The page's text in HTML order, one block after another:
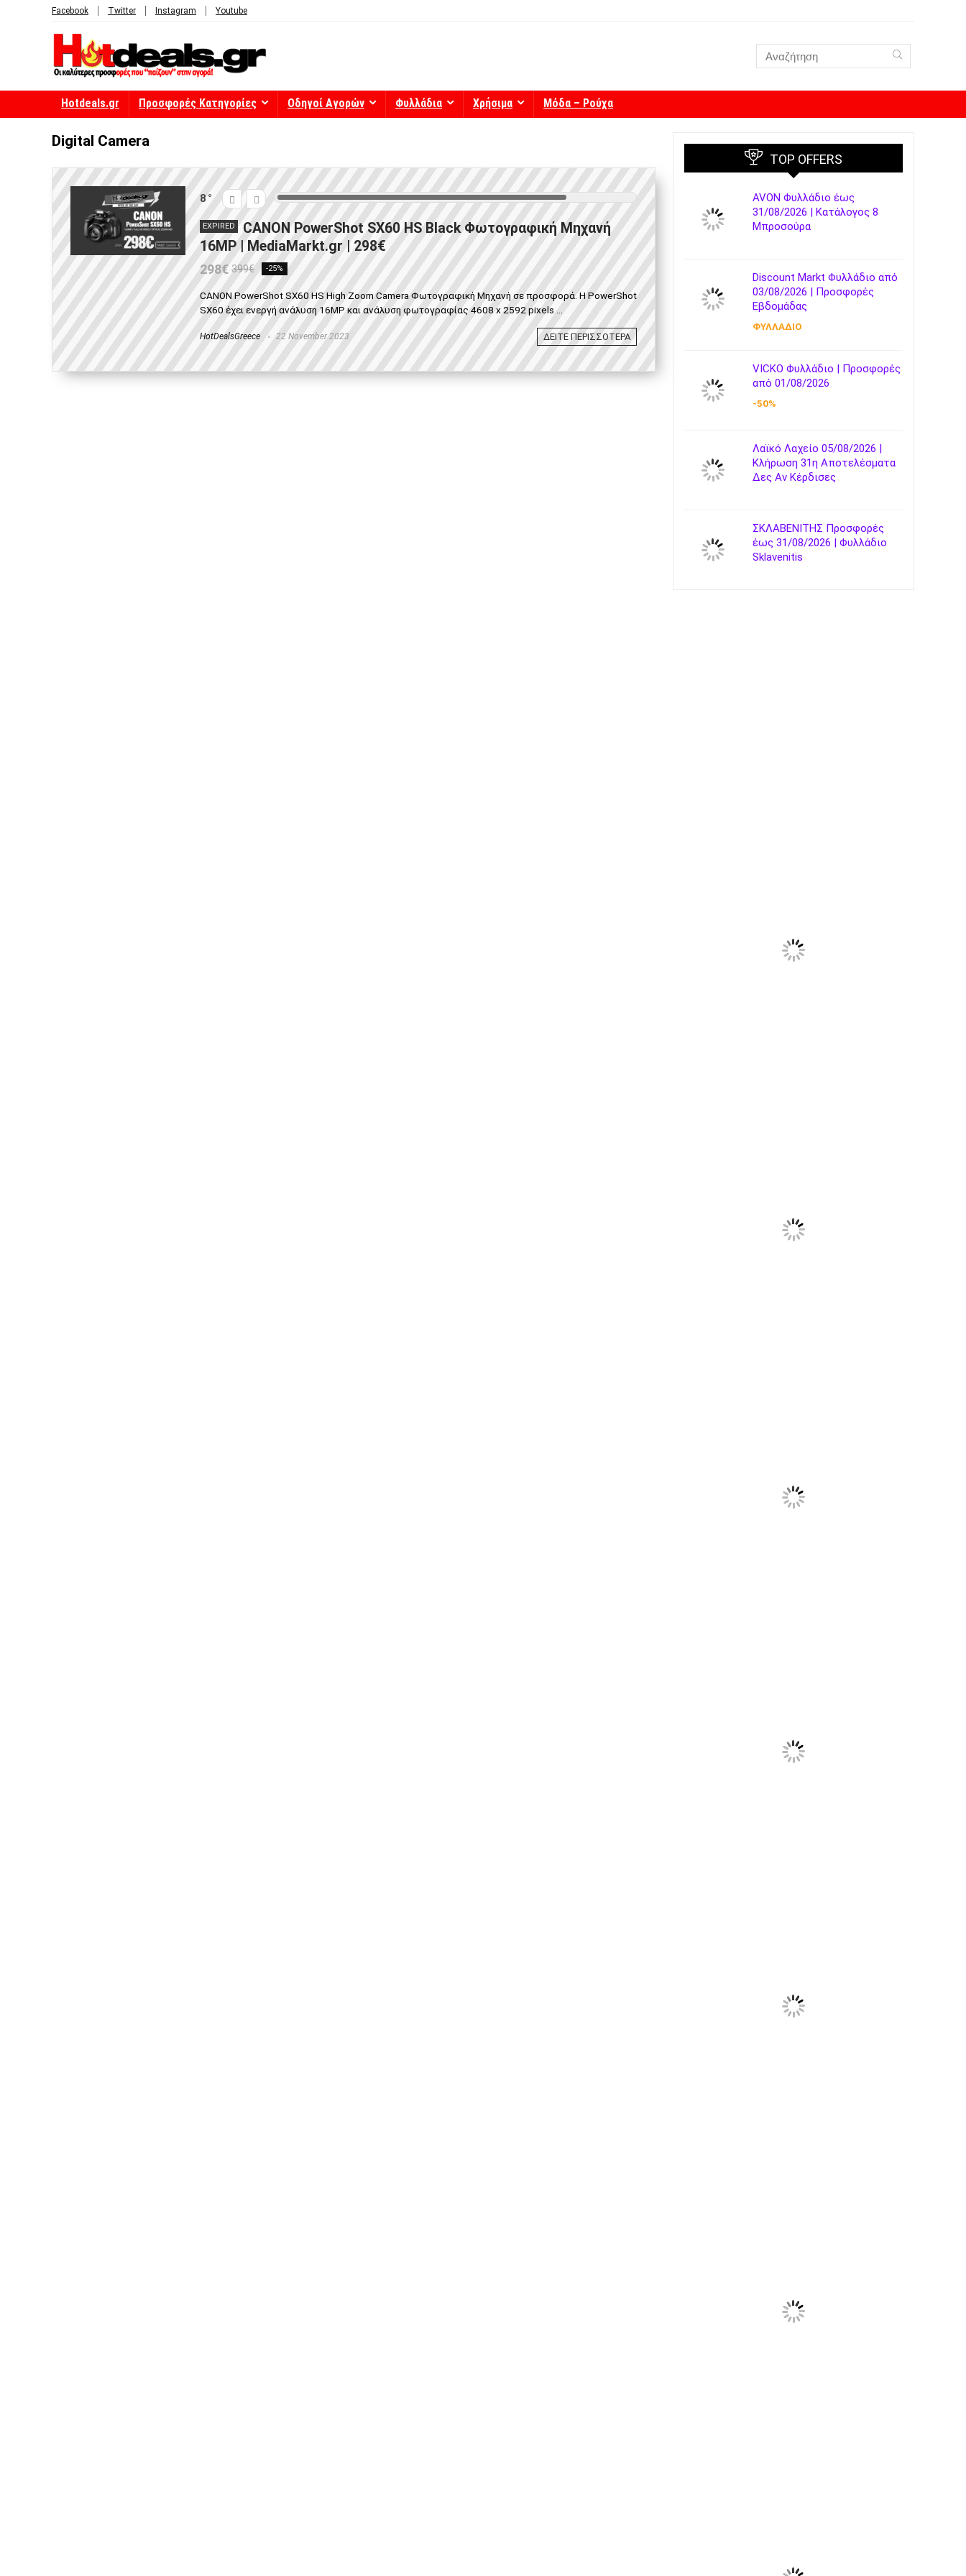
Facebook Twitter Instagram Youtube
Hotdeals.gr Προσφορές Κατηγορίες Οδηγοί Αγορών Φυλλάδια Χρήσιμα Μόδα – Ρούχα
Digital Camera
8
EXPIRED
CANON PowerShot SX60 HS Black Φωτογραφική Μηχανή
16MP | MediaMarkt.gr | 298€
298€ 399€ -25%
CANON PowerShot SX60 HS High Zoom Camera Φωτογραφική Μηχανή σε προσφορά. Η PowerShot
SX60 έχει ενεργή ανάλυση 16MP και ανάλυση φωτογραφίας 4608 x 2592 pixels ...
HotDealsGreece 22 November 2023 ΔΕΙΤΕ ΠΕΡΙΣΣΟΤΕΡΑ
TOP OFFERS
AVON Φυλλάδιο έως
31/08/2026 | Κατάλογος 8
Μπροσούρα
Discount Markt Φυλλάδιο από
03/08/2026 | Προσφορές
Εβδομάδας
ΦΥΛΛΑΔΙΟ
VICKO Φυλλάδιο | Προσφορές
από 01/08/2026
-50%
Λαϊκό Λαχείο 05/08/2026 |
Κλήρωση 31η Αποτελέσματα
Δες Αν Κέρδισες
ΣΚΛΑΒΕΝΙΤΗΣ Προσφορές
έως 31/08/2026 | Φυλλάδιο
Sklavenitis